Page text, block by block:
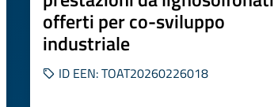
offerti per co-sviluppo
industriale
ID EEN: TOAT20260226018